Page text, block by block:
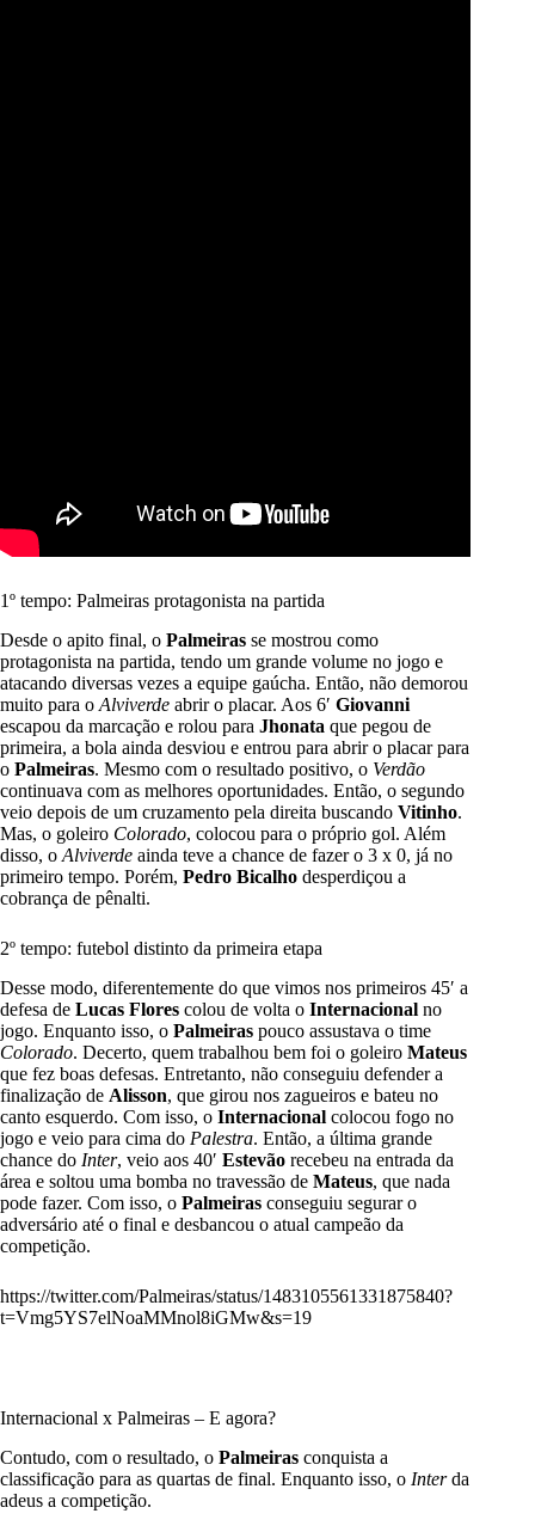
1º tempo: Palmeiras protagonista na partida
Desde o apito final, o Palmeiras se mostrou como
protagonista na partida, tendo um grande volume no jogo e
atacando diversas vezes a equipe gaúcha. Então, não demorou
muito para o Alviverde abrir o placar. Aos 6′ Giovanni
escapou da marcação e rolou para Jhonata que pegou de
primeira, a bola ainda desviou e entrou para abrir o placar para
o Palmeiras. Mesmo com o resultado positivo, o Verdão
continuava com as melhores oportunidades. Então, o segundo
veio depois de um cruzamento pela direita buscando Vitinho.
Mas, o goleiro Colorado, colocou para o próprio gol. Além
disso, o Alviverde ainda teve a chance de fazer o 3 x 0, já no
primeiro tempo. Porém, Pedro Bicalho desperdiçou a
cobrança de pênalti.
2º tempo: futebol distinto da primeira etapa
Desse modo, diferentemente do que vimos nos primeiros 45′ a
defesa de Lucas Flores colou de volta o Internacional no
jogo. Enquanto isso, o Palmeiras pouco assustava o time
Colorado. Decerto, quem trabalhou bem foi o goleiro Mateus
que fez boas defesas. Entretanto, não conseguiu defender a
finalização de Alisson, que girou nos zagueiros e bateu no
canto esquerdo. Com isso, o Internacional colocou fogo no
jogo e veio para cima do Palestra. Então, a última grande
chance do Inter, veio aos 40′ Estevão recebeu na entrada da
área e soltou uma bomba no travessão de Mateus, que nada
pode fazer. Com isso, o Palmeiras conseguiu segurar o
adversário até o final e desbancou o atual campeão da
competição.
https://twitter.com/Palmeiras/status/1483105561331875840?
t=Vmg5YS7elNoaMMnol8iGMw&s=19
Internacional x Palmeiras – E agora?
Contudo, com o resultado, o Palmeiras conquista a
classificação para as quartas de final. Enquanto isso, o Interda
adeus a competição.